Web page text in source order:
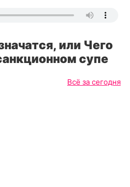
или Чего
супе
Всё за сегодня